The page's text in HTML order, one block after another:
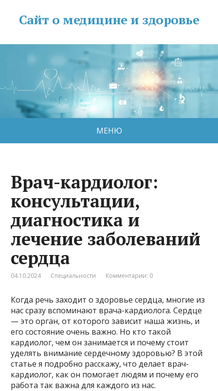
Сайт о медицине и здоровье
МЕНЮ
Врач-кардиолог:
консультации,
диагностика и
лечение заболеваний
сердца
04.10.2024 Специальности Комментарии: 0
Когда речь заходит о здоровье сердца, многие из
нас сразу вспоминают врача-кардиолога. Сердце
— это орган, от которого зависит наша жизнь, и
его состояние очень важно. Но кто такой
кардиолог, чем он занимается и почему стоит
уделять внимание сердечному здоровью? В этой
статье я подробно расскажу, что делает врач-
кардиолог, как он помогает людям и почему его
работа так важна для каждого из нас.